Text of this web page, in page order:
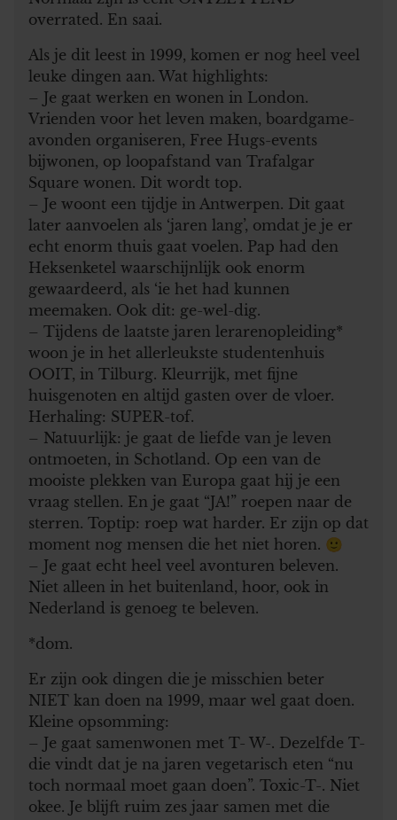
overrated. En saai.
Als je dit leest in 1999, komen er nog heel veel
leuke dingen aan. Wat highlights:
– Je gaat werken en wonen in London.
Vrienden voor het leven maken, boardgame-
avonden organiseren, Free Hugs-events
bijwonen, op loopafstand van Trafalgar
Square wonen. Dit wordt top.
– Je woont een tijdje in Antwerpen. Dit gaat
later aanvoelen als ‘jaren lang’, omdat je je er
echt enorm thuis gaat voelen. Pap had den
Heksenketel waarschijnlijk ook enorm
gewaardeerd, als ‘ie het had kunnen
meemaken. Ook dit: ge-wel-dig.
– Tijdens de laatste jaren lerarenopleiding*
woon je in het allerleukste studentenhuis
OOIT, in Tilburg. Kleurrijk, met fijne
huisgenoten en altijd gasten over de vloer.
Herhaling: SUPER-tof.
– Natuurlijk: je gaat de liefde van je leven
ontmoeten, in Schotland. Op een van de
mooiste plekken van Europa gaat hij je een
vraag stellen. En je gaat “JA!” roepen naar de
sterren. Toptip: roep wat harder. Er zijn op dat
moment nog mensen die het niet horen. 🙂
– Je gaat echt heel veel avonturen beleven.
Niet alleen in het buitenland, hoor, ook in
Nederland is genoeg te beleven.
*dom.
Er zijn ook dingen die je misschien beter
NIET kan doen na 1999, maar wel gaat doen.
Kleine opsomming:
– Je gaat samenwonen met T- W-. Dezelfde T-
die vindt dat je na jaren vegetarisch eten “nu
toch normaal moet gaan doen”. Toxic-T-. Niet
okee. Je blijft ruim zes jaar samen met die